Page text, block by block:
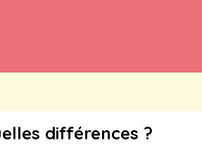
différences ?